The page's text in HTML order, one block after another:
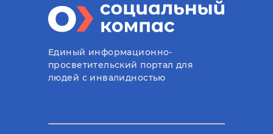
Единый информационно-
просветительский портал для
людей с инвалидностью